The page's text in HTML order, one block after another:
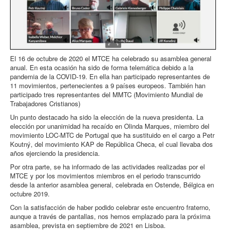
El 16 de octubre de 2020 el MTCE ha celebrado su asamblea general
anual. En esta ocasión ha sido de forma telemática debido a la
pandemia de la COVID-19. En ella han participado representantes de
11 movimientos, pertenecientes a 9 países europeos. También han
participado tres representantes del MMTC (Movimiento Mundial de
Trabajadores Cristianos)
Un punto destacado ha sido la elección de la nueva presidenta. La
elección por unanimidad ha recaído en Olinda Marques, miembro del
movimiento LOC-MTC de Portugal que ha sustituido en el cargo a Petr
Koutný, del movimiento KAP de República Checa, el cual llevaba dos
años ejerciendo la presidencia.
Por otra parte, se ha informado de las actividades realizadas por el
MTCE y por los movimientos miembros en el periodo transcurrido
desde la anterior asamblea general, celebrada en Ostende, Bélgica en
octubre 2019.
Con la satisfacción de haber podido celebrar este encuentro fraterno,
aunque a través de pantallas, nos hemos emplazado para la próxima
asamblea, prevista en septiembre de 2021 en Lisboa.